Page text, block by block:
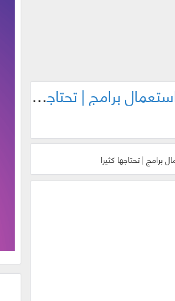
11 موقع عبر الأنترنت لخدمات مفيدة تغنيك عن استعمال برامج | تحتاجها كثيرا